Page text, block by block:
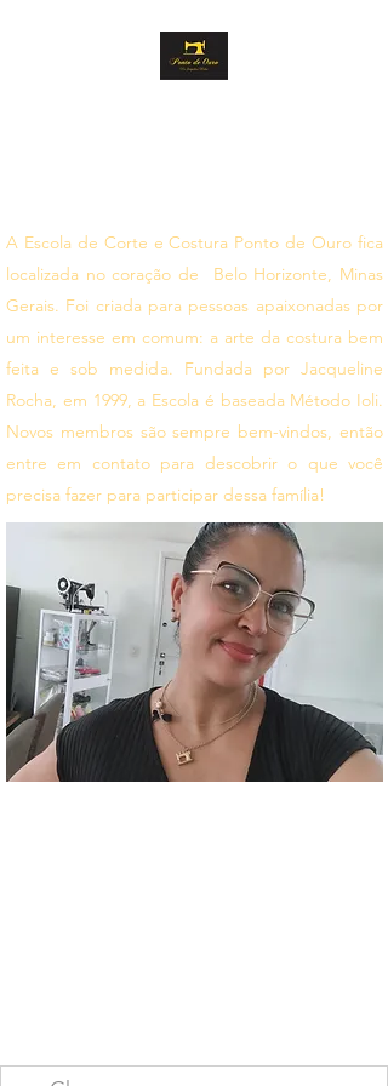
A Escola de Corte e Costura Ponto de Ouro fica
localizada no coração de Belo Horizonte, Minas
Gerais. Foi criada para pessoas apaixonadas por
um interesse em comum: a arte da costura bem
feita e sob medida. Fundada por Jacqueline
Rocha, em 1999, a Escola é baseada Método Ioli.
Novos membros são sempre bem-vindos, então
entre em contato para descobrir o que você
precisa fazer para participar dessa família!